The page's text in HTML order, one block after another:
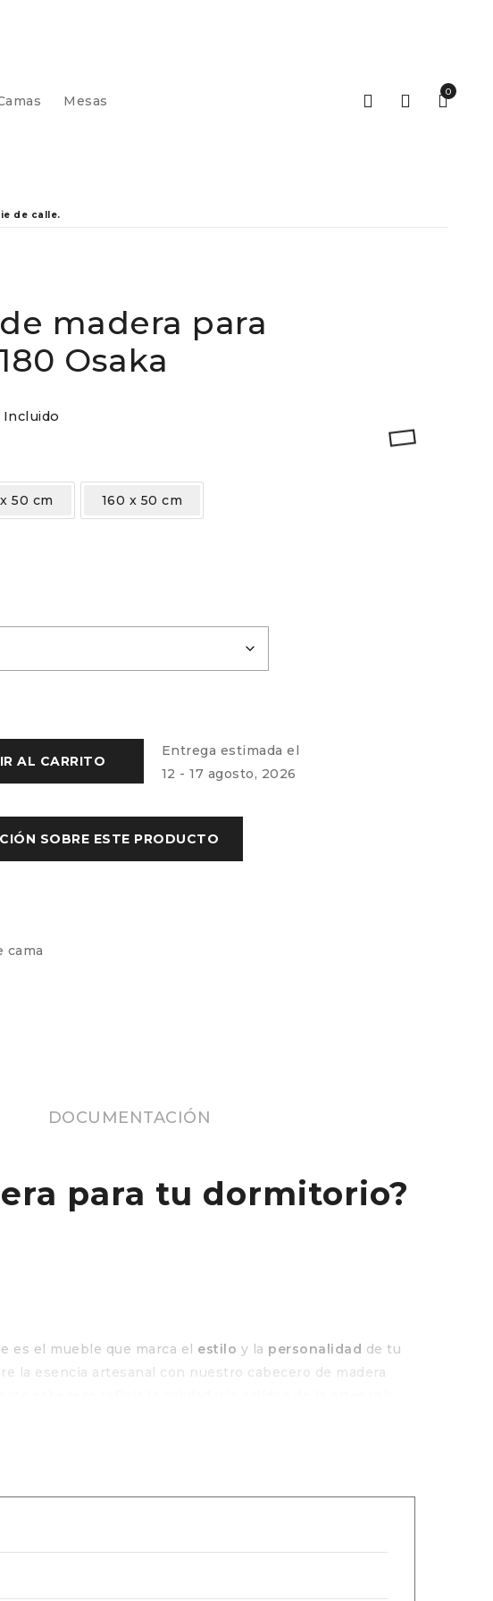
Mesas
0
de calle.
madera para
Osaka
Incluido
50 cm 160 x 50 cm
AL CARRITO
Entrega estimada el
12 - 17 agosto, 2026
cama
DOCUMENTACIÓN
para tu dormitorio?
es el mueble que marca el estilo y la personalidad de tu
la esencia artesanal con nuestro cabecero de madera
hecho a mano?